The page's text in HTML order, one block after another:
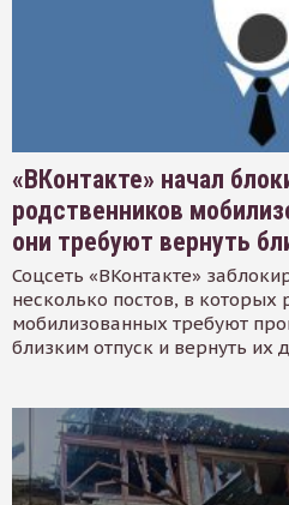
«ВКонтакте» начал
родственников
они требуют вернуть
Соцсеть «ВКонтакте»
несколько постов, в которых
мобилизованных требуют
близким отпуск и вернуть их